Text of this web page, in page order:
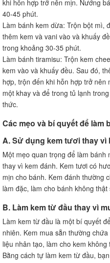
khi hỗn hợp trở nên mịn. Nướng
40-45 phút.
Làm bánh kem dừa: Trộn bột mì,
thêm kem và vani vào và khuấy
trong khoảng 30-35 phút.
Làm bánh tiramisu: Trộn kem
kem vào và khuấy đều. Sau đó,
hợp, trộn đến khi hỗn hợp trở nên
một khay và để trong tủ lạnh
thức.
Các mẹo và bí quyết để làm
A. Sử dụng kem tươi thay vì
Một mẹo quan trọng để làm
thay vì kem đánh. Kem tươi có
mịn cho bánh. Kem đánh thường
làm đặc, làm cho bánh không
B. Làm kem từ đầu thay vì
Làm kem từ đầu là một bí quyết
nhiên. Kem mua sẵn thường
liệu nhân tạo, làm cho kem
Bằng cách tự làm kem từ đầu,